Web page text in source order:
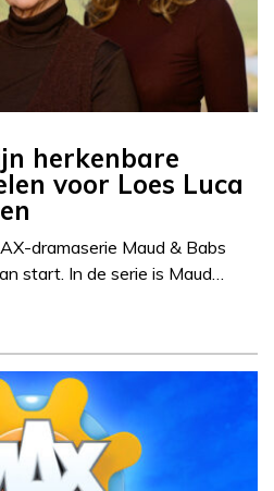
herkenbare
voor Loes Luca
dramaserie Maud & Babs
start. In de serie is Maud…